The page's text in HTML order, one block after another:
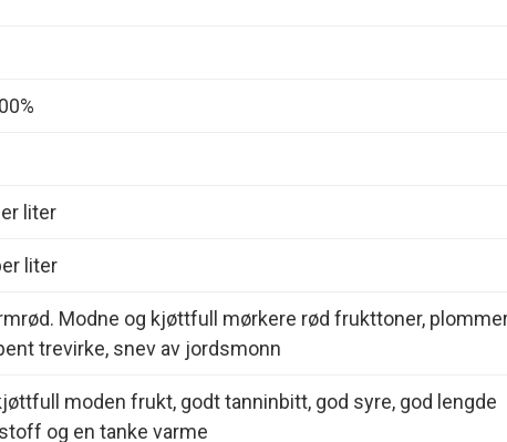
liter
liter
Modne og kjøttfull mørkere rød frukttoner,
trevirke, snev av jordsmonn
moden frukt, godt tanninbitt, god syre, god lengde
og en tanke varme